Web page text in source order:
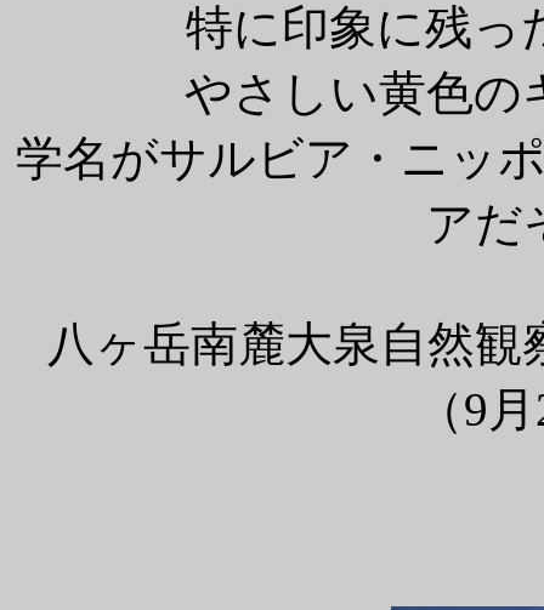
特に印象に残っ
やさしい黄色の
学名がサルビア・ニッ
アだ
八ヶ岳南麓大泉自然
（9